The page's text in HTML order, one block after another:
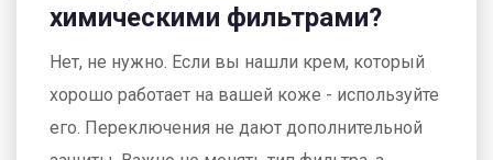
химическими фильтрами?
Нет, не нужно. Если вы нашли крем, который
хорошо работает на вашей коже - используйте
его. Переключения не дают дополнительной